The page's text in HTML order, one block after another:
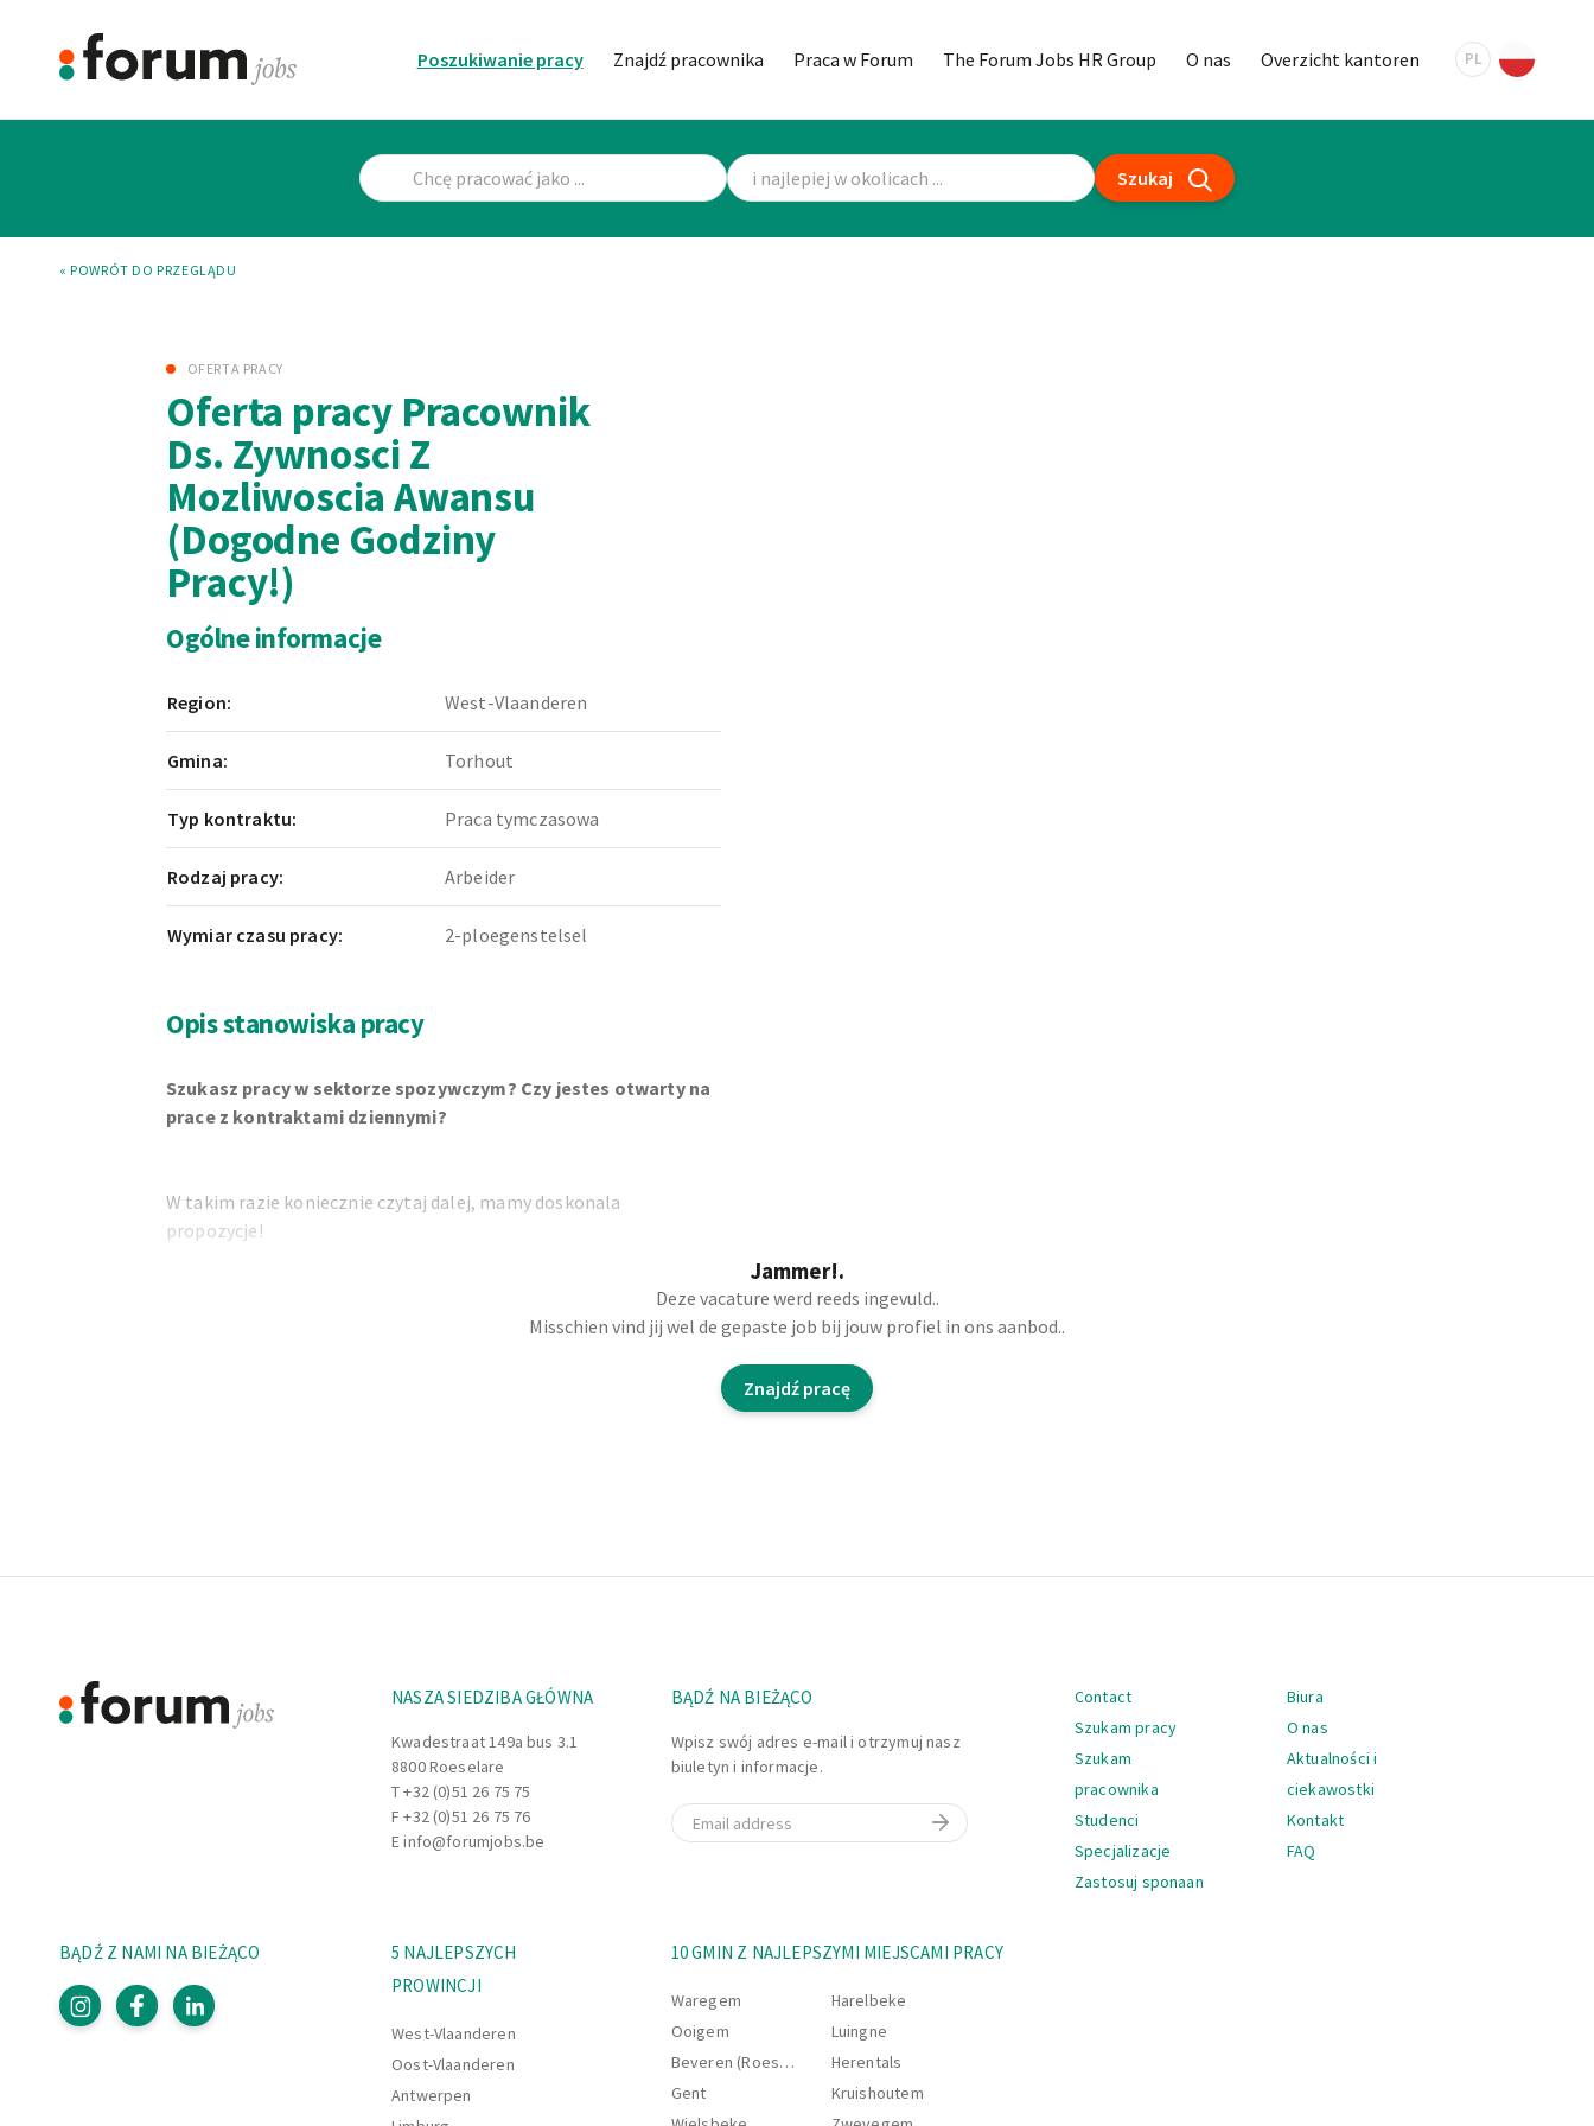
Poszukiwanie pracy Znajdź pracownika Praca w Forum The Forum Jobs HR Group O nas Overzicht kantoren PL
Szukaj
« POWRÓT DO PRZEGLĄDU
OFERTA PRACY
Oferta pracy Pracownik
Ds. Zywnosci Z
Mozliwoscia Awansu
(Dogodne Godziny
Pracy!)
Ogólne informacje
Region: West-Vlaanderen
Gmina: Torhout
Typ kontraktu: Praca tymczasowa
Rodzaj pracy: Arbeider
Wymiar czasu pracy: 2-ploegenstelsel
Opis stanowiska pracy
Szukasz pracy w sektorze spozywczym? Czy jestes otwarty na
prace z kontraktami dziennymi?
W takim razie koniecznie czytaj dalej, mamy doskonala
propozycje!
Bedziesz pracowac jako pracownik produkcji w firmie spozywczej w
Torhout, zajmujacej sie produkcja swiezych i mrozonych przekasek.
13.00) oraz w nocy (od 21.00).
Czy ta praca brzmi jak cos dla Ciebie? Nie wahaj sie zlozyc aplikacji
juz dzis, kto wie, moze juz wkrótce bedziesz tu pracowal!
Jammer!.
Deze vacature werd reeds ingevuld..
Misschien vind jij wel de gepaste job bij jouw profiel in ons aanbod..
Znajdź pracę
NASZA SIEDZIBA GŁÓWNA
Kwadestraat 149a bus 3.1
8800 Roeselare
T+32 (0)51 26 75 75
F +32 (0)51 26 75 76
Einfo@forumjobs.be
BĄDŹ NA BIEŻĄCO
Wpisz swój adres e-mail i otrzymuj nasz
biuletyn i informacje.
Email
Nawigacja
Contact
Szukam pracy
Szukam
pracownika
Studenci
Specjalizacje
Zastosuj sponaan
Biura
O nas
Aktualności i
ciekawostki
Kontakt
FAQ
5 NAJLEPSZYCH
PROWINCJI
West-Vlaanderen
Oost-Vlaanderen
Antwerpen
10 GMIN Z NAJLEPSZYMI MIEJSCAMI PRACY
Waregem
Ooigem
Beveren (Roeselare)
Gent
Harelbeke
Luingne
Herentals
Kruishoutem
BĄDŹ Z NAMI NA BIEŻĄCO